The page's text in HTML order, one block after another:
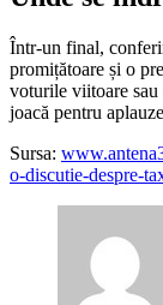
Într-un final,
promițătoare și o
voturile viitoare
joacă pentru
Sursa:
o-discutie-despre-